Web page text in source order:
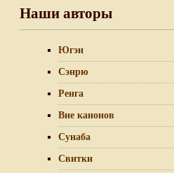
Наши авторы
Югэн
Сэнрю
Ренга
Вне канонов
Сунаба
Свитки